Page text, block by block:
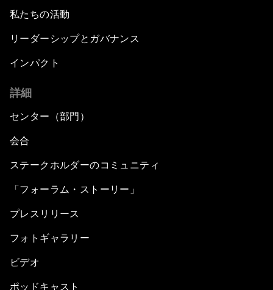
私たちの活動
リーダーシップとガバナンス
インパクト
詳細
センター（部門）
会合
ステークホルダーのコミュニティ
「フォーラム・ストーリー」
プレスリリース
フォトギャラリー
ビデオ
ポッドキャスト